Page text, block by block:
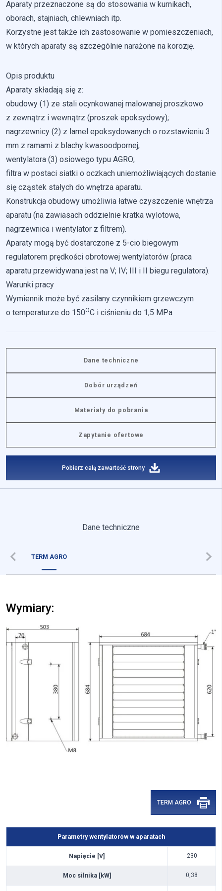
Aparaty przeznaczone są do stosowania w kurnikach,
oborach, stajniach, chlewniach itp.
Korzystne jest także ich zastosowanie w pomieszczeniach,
w których aparaty są szczególnie narażone na korozję.
Opis produktu
Aparaty składają się z:
obudowy (1) ze stali ocynkowanej malowanej proszkowo
z zewnątrz i wewnątrz (proszek epoksydowy);
nagrzewnicy (2) z lamel epoksydowanych o rozstawieniu 3
mm z ramami z blachy kwasoodpornej;
wentylatora (3) osiowego typu AGRO;
filtra w postaci siatki o oczkach uniemożliwiających dostanie
się cząstek stałych do wnętrza aparatu.
Konstrukcja obudowy umożliwia łatwe czyszczenie wnętrza
aparatu (na zawiasach oddzielnie kratka wylotowa,
nagrzewnica i wentylator z filtrem).
Aparaty mogą być dostarczone z 5-cio biegowym
regulatorem prędkości obrotowej wentylatorów (praca
aparatu przewidywana jest na V; IV; III i II biegu regulatora).
Warunki pracy
Wymiennik może być zasilany czynnikiem grzewczym
o temperaturze do 150OC i ciśnieniu do 1,5 MPa
Dane techniczne
Dobór urządzeń
Materiały do pobrania
Zapytanie ofertowe
Pobierz całą zawartość strony
Dane techniczne
TERM AGRO
Wymiary:
TERM AGRO
Parametry wentylatorów w aparatach
Napięcie [V] 230
Moc silnika [kW] 0,38
Nieklasyfikowane pliki cookie, to pliki, które są w procesie
ciasteczek.
Zapisz moje preferencje
Akceptuj wszystko